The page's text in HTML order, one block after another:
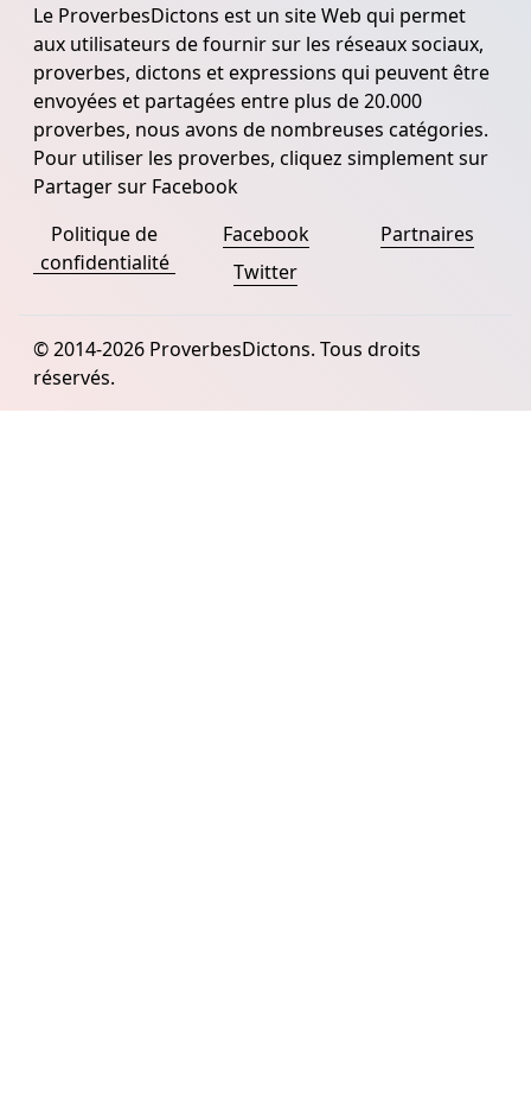
Le ProverbesDictons est un site Web qui permet
aux utilisateurs de fournir sur les réseaux sociaux,
proverbes, dictons et expressions qui peuvent être
envoyées et partagées entre plus de 20.000
proverbes, nous avons de nombreuses catégories.
Pour utiliser les proverbes, cliquez simplement sur
Partager sur Facebook
Politique de
confidentialité
Facebook
Twitter
Partnaires
© 2014-2026 ProverbesDictons. Tous droits
réservés.